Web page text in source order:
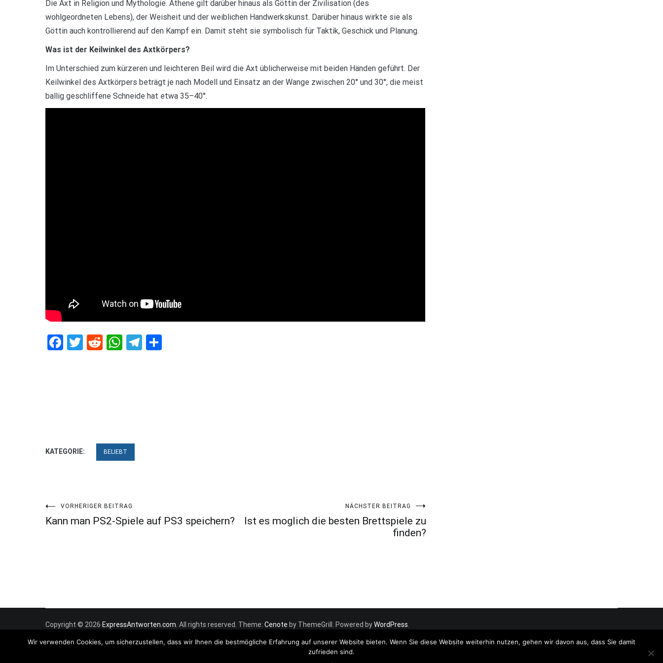
Die Axt in Religion und Mythologie. Athene gilt darüber hinaus als Göttin der Zivilisation (des
wohlgeordneten Lebens), der Weisheit und der weiblichen Handwerkskunst. Darüber hinaus wirkte sie als
Göttin auch kontrollierend auf den Kampf ein. Damit steht sie symbolisch für Taktik, Geschick und Planung.
Was ist der Keilwinkel des Axtkörpers?
Im Unterschied zum kürzeren und leichteren Beil wird die Axt üblicherweise mit beiden Händen geführt. Der
Keilwinkel des Axtkörpers beträgt je nach Modell und Einsatz an der Wange zwischen 20° und 30°, die meist
ballig geschliffene Schneide hat etwa 35–40°.
Facebook
Twitter
RedditWhatsApp
Telegram
KATEGORIE: BELIEBT
Beitragsnavigation
VORHERIGER BEITRAG
Kann man PS2-Spiele auf PS3 speichern?
NÄCHSTER BEITRAG
Ist es moglich die besten Brettspiele zu
finden?
Copyright © 2026 ExpressAntworten.com . All rights reserved. Theme: Cenote by ThemeGrill. Powered byWordPress
Wir verwenden Cookies, um sicherzustellen, dass wir Ihnen die bestmögliche Erfahrung auf unserer Website bieten. Wenn Sie diese Website weiterhin nutzen, gehen wir davon aus, dass Sie damit
zufrieden sind.